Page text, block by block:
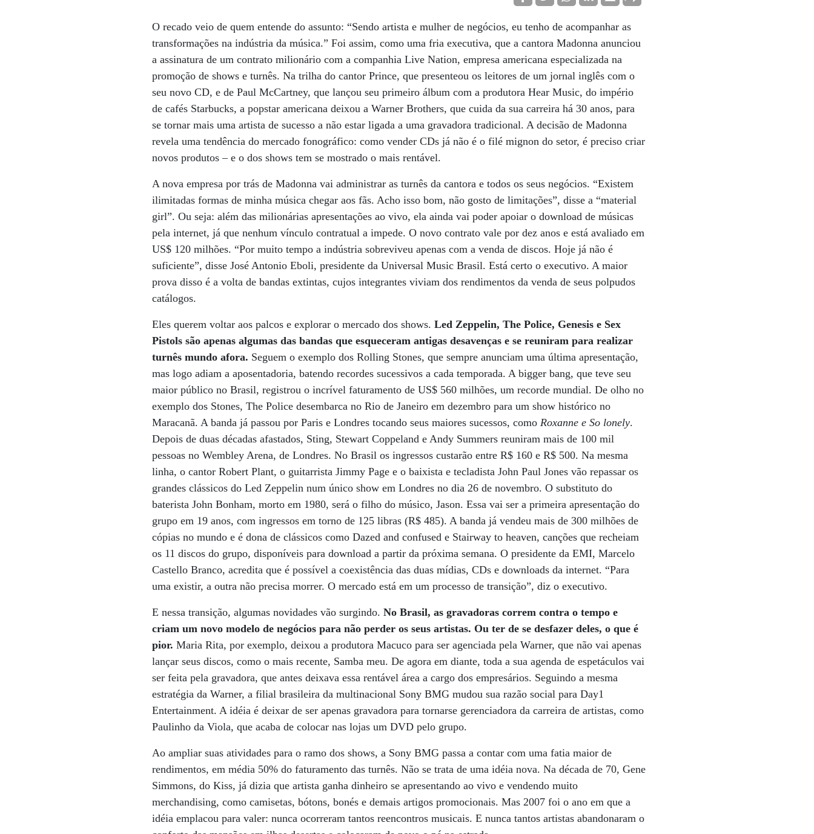
O recado veio de quem entende do assunto: “Sendo artista e mulher de negócios, eu tenho de acompanhar as
transformações na indústria da música.” Foi assim, como uma fria executiva, que a cantora Madonna anunciou
a assinatura de um contrato milionário com a companhia Live Nation, empresa americana especializada na
promoção de shows e turnês. Na trilha do cantor Prince, que presenteou os leitores de um jornal inglês com o
seu novo CD, e de Paul McCartney, que lançou seu primeiro álbum com a produtora Hear Music, do império
de cafés Starbucks, a popstar americana deixou a Warner Brothers, que cuida da sua carreira há 30 anos, para
se tornar mais uma artista de sucesso a não estar ligada a uma gravadora tradicional. A decisão de Madonna
revela uma tendência do mercado fonográfico: como vender CDs já não é o filé mignon do setor, é preciso criar
novos produtos – e o dos shows tem se mostrado o mais rentável.
A nova empresa por trás de Madonna vai administrar as turnês da cantora e todos os seus negócios. “Existem
ilimitadas formas de minha música chegar aos fãs. Acho isso bom, não gosto de limitações”, disse a “material
girl”. Ou seja: além das milionárias apresentações ao vivo, ela ainda vai poder apoiar o download de músicas
pela internet, já que nenhum vínculo contratual a impede. O novo contrato vale por dez anos e está avaliado em
US$ 120 milhões. “Por muito tempo a indústria sobreviveu apenas com a venda de discos. Hoje já não é
suficiente”, disse José Antonio Eboli, presidente da Universal Music Brasil. Está certo o executivo. A maior
prova disso é a volta de bandas extintas, cujos integrantes viviam dos rendimentos da venda de seus polpudos
catálogos.
Eles querem voltar aos palcos e explorar o mercado dos shows. Led Zeppelin, The Police, Genesis e Sex
Pistols são apenas algumas das bandas que esqueceram antigas desavenças e se reuniram para realizar
turnês mundo afora. Seguem o exemplo dos Rolling Stones, que sempre anunciam uma última apresentação,
mas logo adiam a aposentadoria, batendo recordes sucessivos a cada temporada. A bigger bang, que teve seu
maior público no Brasil, registrou o incrível faturamento de US$ 560 milhões, um recorde mundial. De olho no
exemplo dos Stones, The Police desembarca no Rio de Janeiro em dezembro para um show histórico no
Maracanã. A banda já passou por Paris e Londres tocando seus maiores sucessos, como Roxanne e So lonely.
Depois de duas décadas afastados, Sting, Stewart Coppeland e Andy Summers reuniram mais de 100 mil
pessoas no Wembley Arena, de Londres. No Brasil os ingressos custarão entre R$ 160 e R$ 500. Na mesma
linha, o cantor Robert Plant, o guitarrista Jimmy Page e o baixista e tecladista John Paul Jones vão repassar os
grandes clássicos do Led Zeppelin num único show em Londres no dia 26 de novembro. O substituto do
baterista John Bonham, morto em 1980, será o filho do músico, Jason. Essa vai ser a primeira apresentação do
grupo em 19 anos, com ingressos em torno de 125 libras (R$ 485). A banda já vendeu mais de 300 milhões de
cópias no mundo e é dona de clássicos como Dazed and confused e Stairway to heaven, canções que recheiam
os 11 discos do grupo, disponíveis para download a partir da próxima semana. O presidente da EMI, Marcelo
Castello Branco, acredita que é possível a coexistência das duas mídias, CDs e downloads da internet. “Para
uma existir, a outra não precisa morrer. O mercado está em um processo de transição”, diz o executivo.
E nessa transição, algumas novidades vão surgindo.No Brasil, as gravadoras correm contra o tempo e
criam um novo modelo de negócios para não perder os seus artistas. Ou ter de se desfazer deles, o que é
pior. Maria Rita, por exemplo, deixou a produtora Macuco para ser agenciada pela Warner, que não vai apenas
lançar seus discos, como o mais recente, Samba meu. De agora em diante, toda a sua agenda de espetáculos vai
ser feita pela gravadora, que antes deixava essa rentável área a cargo dos empresários. Seguindo a mesma
estratégia da Warner, a filial brasileira da multinacional Sony BMG mudou sua razão social para Day1
Entertainment. A idéia é deixar de ser apenas gravadora para tornarse gerenciadora da carreira de artistas, como
Paulinho da Viola, que acaba de colocar nas lojas um DVD pelo grupo.
Ao ampliar suas atividades para o ramo dos shows, a Sony BMG passa a contar com uma fatia maior de
rendimentos, em média 50% do faturamento das turnês. Não se trata de uma idéia nova. Na década de 70, Gene
Simmons, do Kiss, já dizia que artista ganha dinheiro se apresentando ao vivo e vendendo muito
merchandising, como camisetas, bótons, bonés e demais artigos promocionais. Mas 2007 foi o ano em que a
idéia emplacou para valer: nunca ocorreram tantos reencontros musicais. E nunca tantos artistas abandonaram o